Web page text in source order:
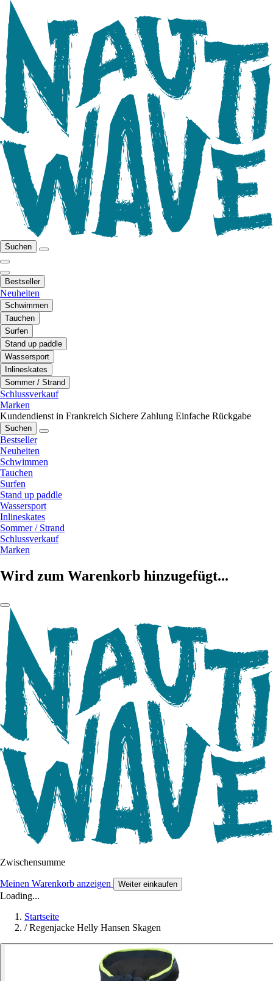
Suchen
Bestseller
Neuheiten
Schwimmen
Tauchen
Surfen
Stand up paddle
Wassersport
Inlineskates
Sommer / Strand
Schlussverkauf
Marken
Kundendienst in Frankreich Sichere Zahlung Einfache Rückgabe
Suchen
Bestseller
Neuheiten
Schwimmen
Tauchen
Surfen
Stand up paddle
Wassersport
Inlineskates
Sommer / Strand
Schlussverkauf
Marken
Wird zum Warenkorb hinzugefügt...
Zwischensumme
Meinen Warenkorb anzeigen Weiter einkaufen
Loading...
Startseite
/ Regenjacke Helly Hansen Skagen